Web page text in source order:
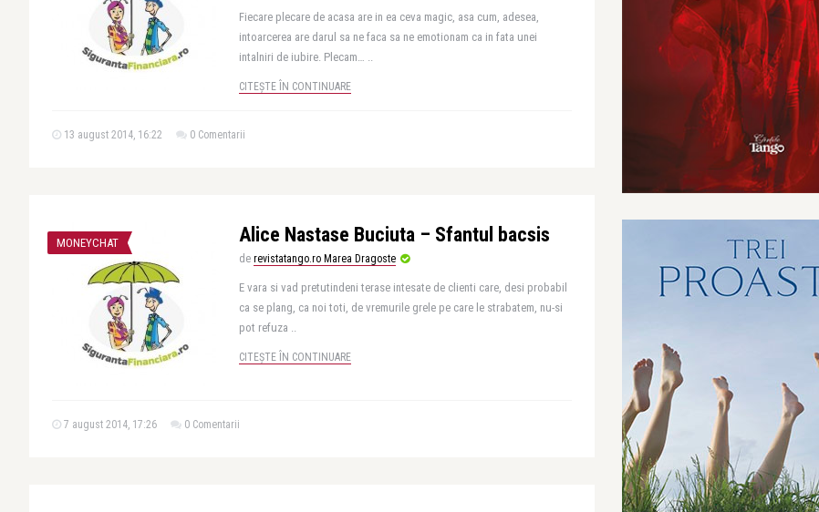
Fiecare plecare de acasa are in ea ceva magic, asa cum, adesea,
intoarcerea are darul sa ne faca sa ne emotionam ca in fata unei
intalniri de iubire. Plecam… ..
CITEȘTE ÎN CONTINUARE
13 august 2014, 16:22 0 Comentarii
MONEYCHAT Alice Nastase Buciuta – Sfantul bacsis
de revistatango.ro Marea Dragoste
E vara si vad pretutindeni terase intesate de clienti care, desi probabil
ca se plang, ca noi toti, de vremurile grele pe care le strabatem, nu-si
pot refuza ..
CITEȘTE ÎN CONTINUARE
7 august 2014, 17:26 0 Comentarii